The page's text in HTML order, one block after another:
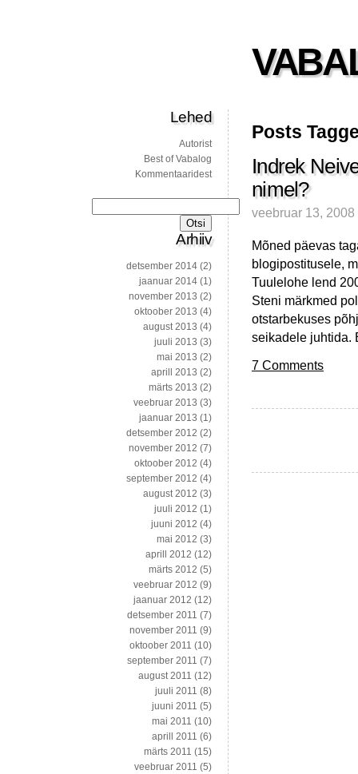
Posts
Indrek
nimel?
veebruar 13, 2008
Mõned päevas
blogipostitusele,
Tuulelohe lend
Steni märkmed
otstarbekuses
seikadele juhtida.
7 Comments
Lehed
Autorist
Best of Vabalog
Kommentaaridest
Arhiiv
detsember 2014 (2)
jaanuar 2014 (1)
november 2013 (2)
oktoober 2013 (4)
august 2013 (4)
juuli 2013 (3)
mai 2013 (2)
aprill 2013 (2)
märts 2013 (2)
veebruar 2013 (3)
jaanuar 2013 (1)
detsember 2012 (2)
november 2012 (7)
oktoober 2012 (4)
september 2012 (4)
august 2012 (3)
juuli 2012 (1)
juuni 2012 (4)
mai 2012 (3)
aprill 2012 (12)
märts 2012 (5)
veebruar 2012 (9)
jaanuar 2012 (12)
detsember 2011 (7)
november 2011 (9)
oktoober 2011 (10)
september 2011 (7)
august 2011 (12)
juuli 2011 (8)
juuni 2011 (5)
mai 2011 (10)
aprill 2011 (6)
märts 2011 (15)
veebruar 2011 (5)